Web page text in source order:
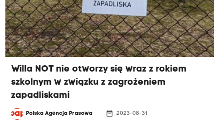
Willa NOT nie otworzy się wraz z rokiem
szkolnym w związku z zagrożeniem
zapadliskami
Polska Agencja Prasowa date_range 2023-08-31